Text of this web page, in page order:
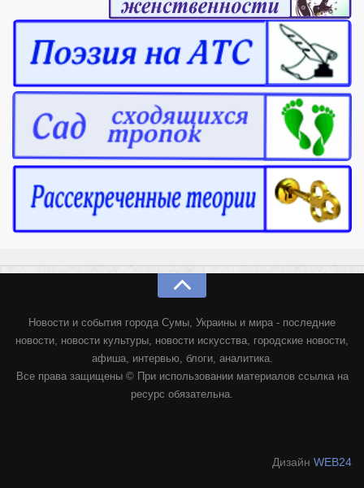
Новости и события города Сумы, Украины и мира - последние
новости, новости культуры, новости искусства, городские новости,
афиша, интервью, блоги, аналитика.
Все права защищены © При использовании материалов ссылка на
ресурс обязательна.
Дизайн WEB24